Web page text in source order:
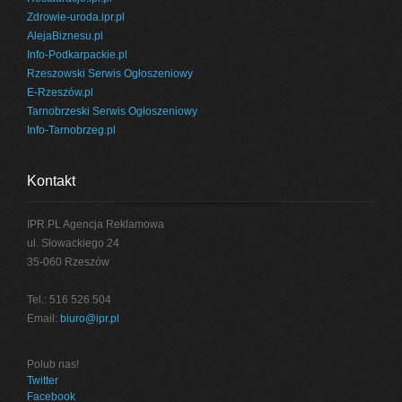
Zdrowie-uroda.ipr.pl
AlejaBiznesu.pl
Info-Podkarpackie.pl
Rzeszowski Serwis Ogłoszeniowy
E-Rzeszów.pl
Tarnobrzeski Serwis Ogłoszeniowy
Info-Tarnobrzeg.pl
Kontakt
IPR.PL Agencja Reklamowa
ul. Słowackiego 24
35-060 Rzeszów
Tel.: 516 526 504
Email: biuro@ipr.pl
Polub nas!
Twitter
Facebook